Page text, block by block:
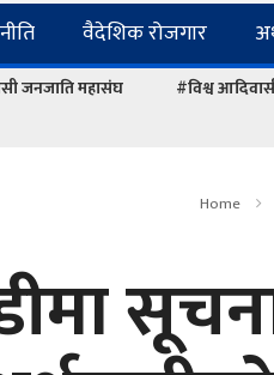
वैदेशिक रोजगार
जनजाति महासंघ #विश्व
Home